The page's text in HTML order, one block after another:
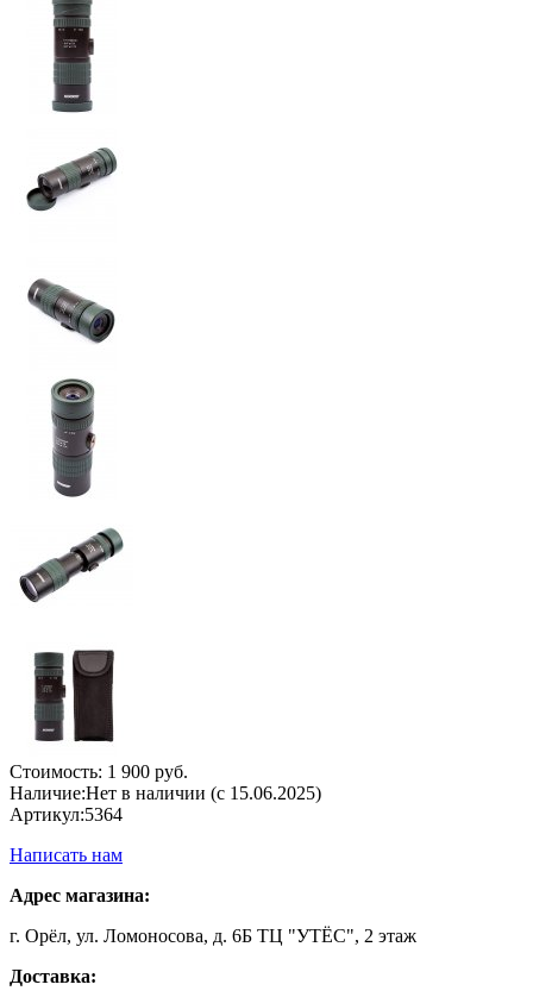
Стоимость: 1 900 руб.
Наличие:Нет в наличии (с 15.06.2025)
Артикул:5364
Написать нам
Адрес магазина:
г. Орёл, ул. Ломоносова, д. 6Б ТЦ "УТЁС", 2 этаж
Доставка: